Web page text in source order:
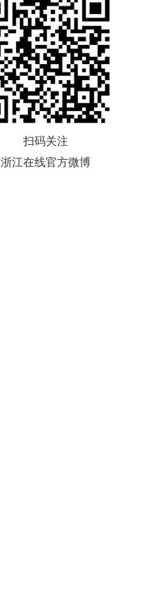
扫码关注
浙江在线官方微博